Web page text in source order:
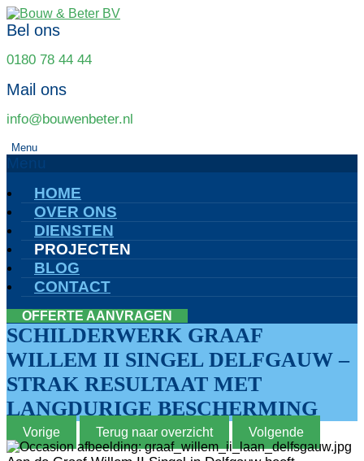
Bel ons
0180 78 44 44
Mail ons
info@bouwenbeter.nl
Menu
Menu
HOME
OVER ONS
DIENSTEN
PROJECTEN
BLOG
CONTACT
OFFERTE AANVRAGEN
SCHILDERWERK GRAAF
WILLEM II SINGEL DELFGAUW –
STRAK RESULTAAT MET
LANGDURIGE BESCHERMING
Vorige Terug naar overzicht Volgende